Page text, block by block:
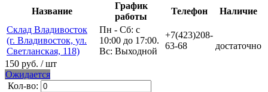
Название
График
работы
Телефон
Наличие
Склад Владивосток
(г. Владивосток, ул.
Светланская, 118)
Пн - Сб: с
10:00 до 17:00.
Вс: Выходной
+7(423)208-
63-68
достаточно
150 руб. / шт
Ожидается
Кол-во: